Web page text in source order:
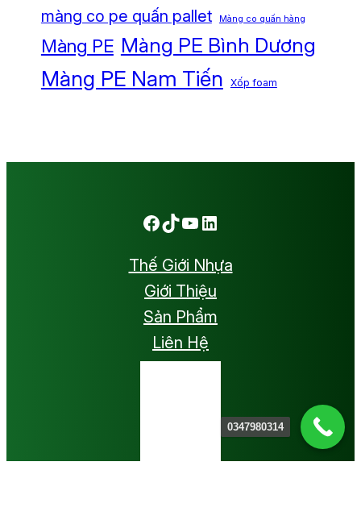
màng co pe quấn pallet Màng co quấn hàng
Màng PE Màng PE Bình Dương
Màng PE Nam Tiến Xốp foam
Facebook
TikTok
Youtube
LinkedIn
Thế Giới Nhựa
Giới Thiệu
Sản Phẩm
Liên Hệ
0347980314